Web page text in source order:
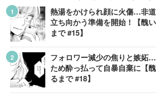
熱湯をかけられ顔に火傷…非
立ち向かう準備を開始！【醜
まで #15】
フォロワー減少の焦りと嫉妬
ため酔っ払って自暴自棄に【
るまで #18】